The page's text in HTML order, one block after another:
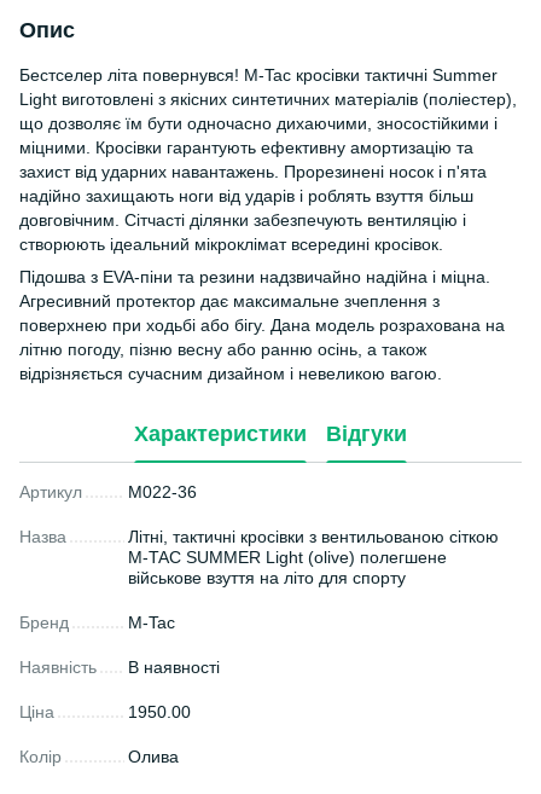
Опис
Бестселер літа повернувся! M-Tac кросівки тактичні Summer
Light виготовлені з якісних синтетичних матеріалів (поліестер),
що дозволяє їм бути одночасно дихаючими, зносостійкими і
міцними. Кросівки гарантують ефективну амортизацію та
захист від ударних навантажень. Прорезинені носок і п'ята
надійно захищають ноги від ударів і роблять взуття більш
довговічним. Сітчасті ділянки забезпечують вентиляцію і
створюють ідеальний мікроклімат всередині кросівок.
Підошва з EVA-піни та резини надзвичайно надійна і міцна.
Агресивний протектор дає максимальне зчеплення з
поверхнею при ходьбі або бігу. Дана модель розрахована на
літню погоду, пізню весну або ранню осінь, а також
відрізняється сучасним дизайном і невеликою вагою.
Характеристики Відгуки
Артикул M022-36
Назва
Літні, тактичні кросівки з вентильованою сіткою
M-TAC SUMMER Light (olive) полегшене
військове взуття на літо для спорту
Бренд M-Tac
Наявність В наявності
Ціна 1950.00
Колір Олива